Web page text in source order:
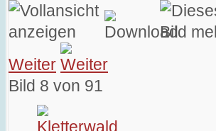
Weiter
Bild 8 von 91